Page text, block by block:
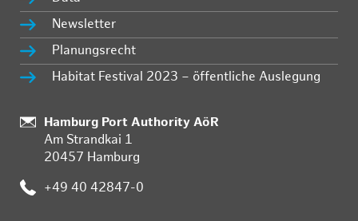
Newsletter
Planungsrecht
Habitat Festival 2023 – öffentliche Auslegung
:
Hamburg Port Authority AöR
Am Strandkai 1
20457 Hamburg
: +49 40 42847-0